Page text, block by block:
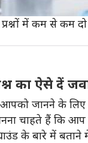
वेबसाइट पर जाएं
प्रश्नों में कम से
का ऐसे दें
जानने के लिए
चाहते हैं
के बारे में